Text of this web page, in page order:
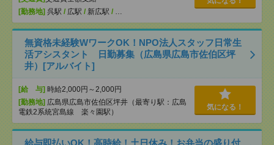
[勤務地] 呉駅 / 広駅 / 新広駅 / …
無資格未経験WワークOK！NPO法人スタッフ日常生
活アシスタント 日勤募集（広島県広島市佐伯区坪
井）[アルバイト]
[給 与] 時給2,000円～2,000円
[勤務地] 広島県広島市佐伯区坪井（最寄り駅：広島
電鉄2系統宮島線 楽々園駅）
気になる！
給与即払いOK！高時給！土日休み！お弁当の盛り付